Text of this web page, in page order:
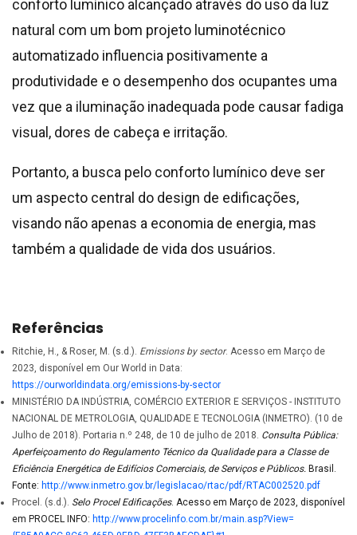
conforto lumínico alcançado através do uso da luz
natural com um bom projeto luminotécnico
automatizado influencia positivamente a
produtividade e o desempenho dos ocupantes uma
vez que a iluminação inadequada pode causar fadiga
visual, dores de cabeça e irritação.
Portanto, a busca pelo conforto lumínico deve ser
um aspecto central do design de edificações,
visando não apenas a economia de energia, mas
também a qualidade de vida dos usuários.
Referências
Ritchie, H., & Roser, M. (s.d.). Emissions by sector. Acesso em Março de
2023, disponível em Our World in Data:
https://ourworldindata.org/emissions-by-sector
MINISTÉRIO DA INDÚSTRIA, COMÉRCIO EXTERIOR E SERVIÇOS - INSTITUTO
NACIONAL DE METROLOGIA, QUALIDADE E TECNOLOGIA (INMETRO). (10 de
Julho de 2018). Portaria n.º 248, de 10 de julho de 2018. Consulta Pública:
Aperfeiçoamento do Regulamento Técnico da Qualidade para a Classe de
Eficiência Energética de Edifícios Comerciais, de Serviços e Públicos. Brasil.
Fonte: http://www.inmetro.gov.br/legislacao/rtac/pdf/RTAC002520.pdf
Procel. (s.d.). Selo Procel Edificações. Acesso em Março de 2023, disponível
em PROCEL INFO: http://www.procelinfo.com.br/main.asp?View=